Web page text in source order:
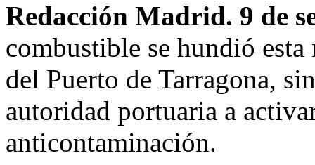
Redacción Madrid. 9 de
combustible se hundió
del Puerto de Tarragona,
autoridad portuaria a
anticontaminación.